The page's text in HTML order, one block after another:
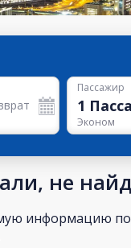
Пассажир
1
Эконом
не
информацию